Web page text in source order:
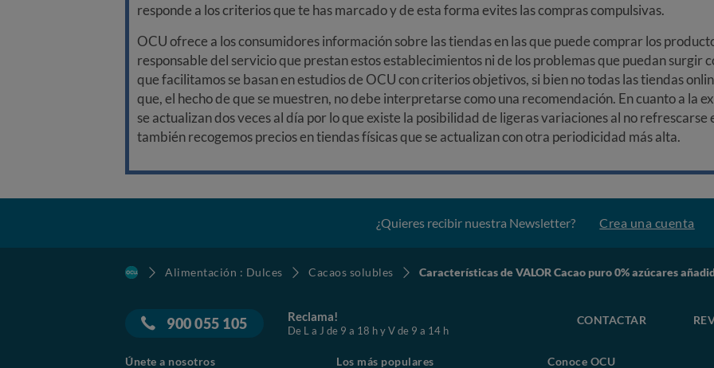
responde a los criterios que te has marcado y de esta forma evites las compras compulsivas.
OCU ofrece a los consumidores información sobre las tiendas en las que puede comprar los
responsable del servicio que prestan estos establecimientos ni de los problemas que puedan surgir
que facilitamos se basan en estudios de OCU con criterios objetivos, si bien no todas las tiendas
que, el hecho de que se muestren, no debe interpretarse como una recomendación. En cuanto a la
se actualizan dos veces al día por lo que existe la posibilidad de ligeras variaciones al no refrescarse
también recogemos precios en tiendas físicas que se actualizan con otra periodicidad más alta.
¿Quieres recibir nuestra Newsletter? Crea una cuenta
Alimentación : Dulces Cacaos solubles Características de VALOR Cacao puro 0% azúcares
900 055 105 Reclama!
De L a J de 9 a 18 h y V de 9 a 14 h
CONTACTAR
Únete a nosotros Los más populares Conoce OCU